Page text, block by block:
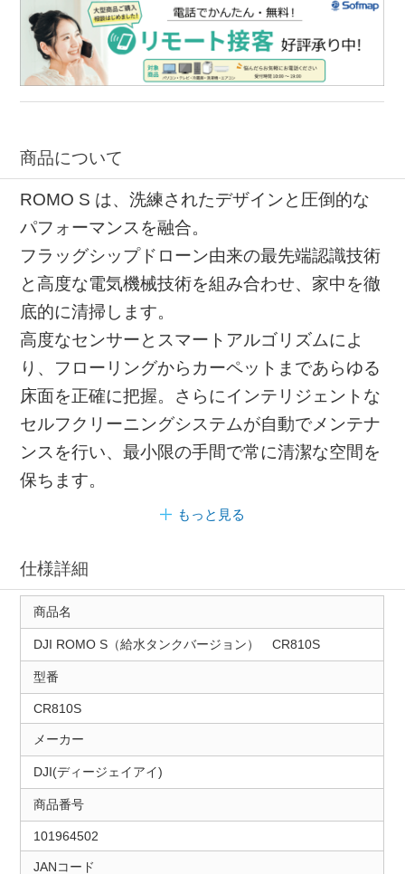
商品について
ROMO S は、洗練されたデザインと圧倒的な
パフォーマンスを融合。
フラッグシップドローン由来の最先端認識技術
と高度な電気機械技術を組み合わせ、家中を徹
底的に清掃します。
高度なセンサーとスマートアルゴリズムによ
り、フローリングからカーペットまであらゆる
床面を正確に把握。さらにインテリジェントな
セルフクリーニングシステムが自動でメンテナ
ンスを行い、最小限の手間で常に清潔な空間を
保ちます。
もっと見る
仕様詳細
商品名
DJI ROMO S（給水タンクバージョン） CR810S
型番
CR810S
メーカー
DJI(ディージェイアイ)
商品番号
101964502
JANコード